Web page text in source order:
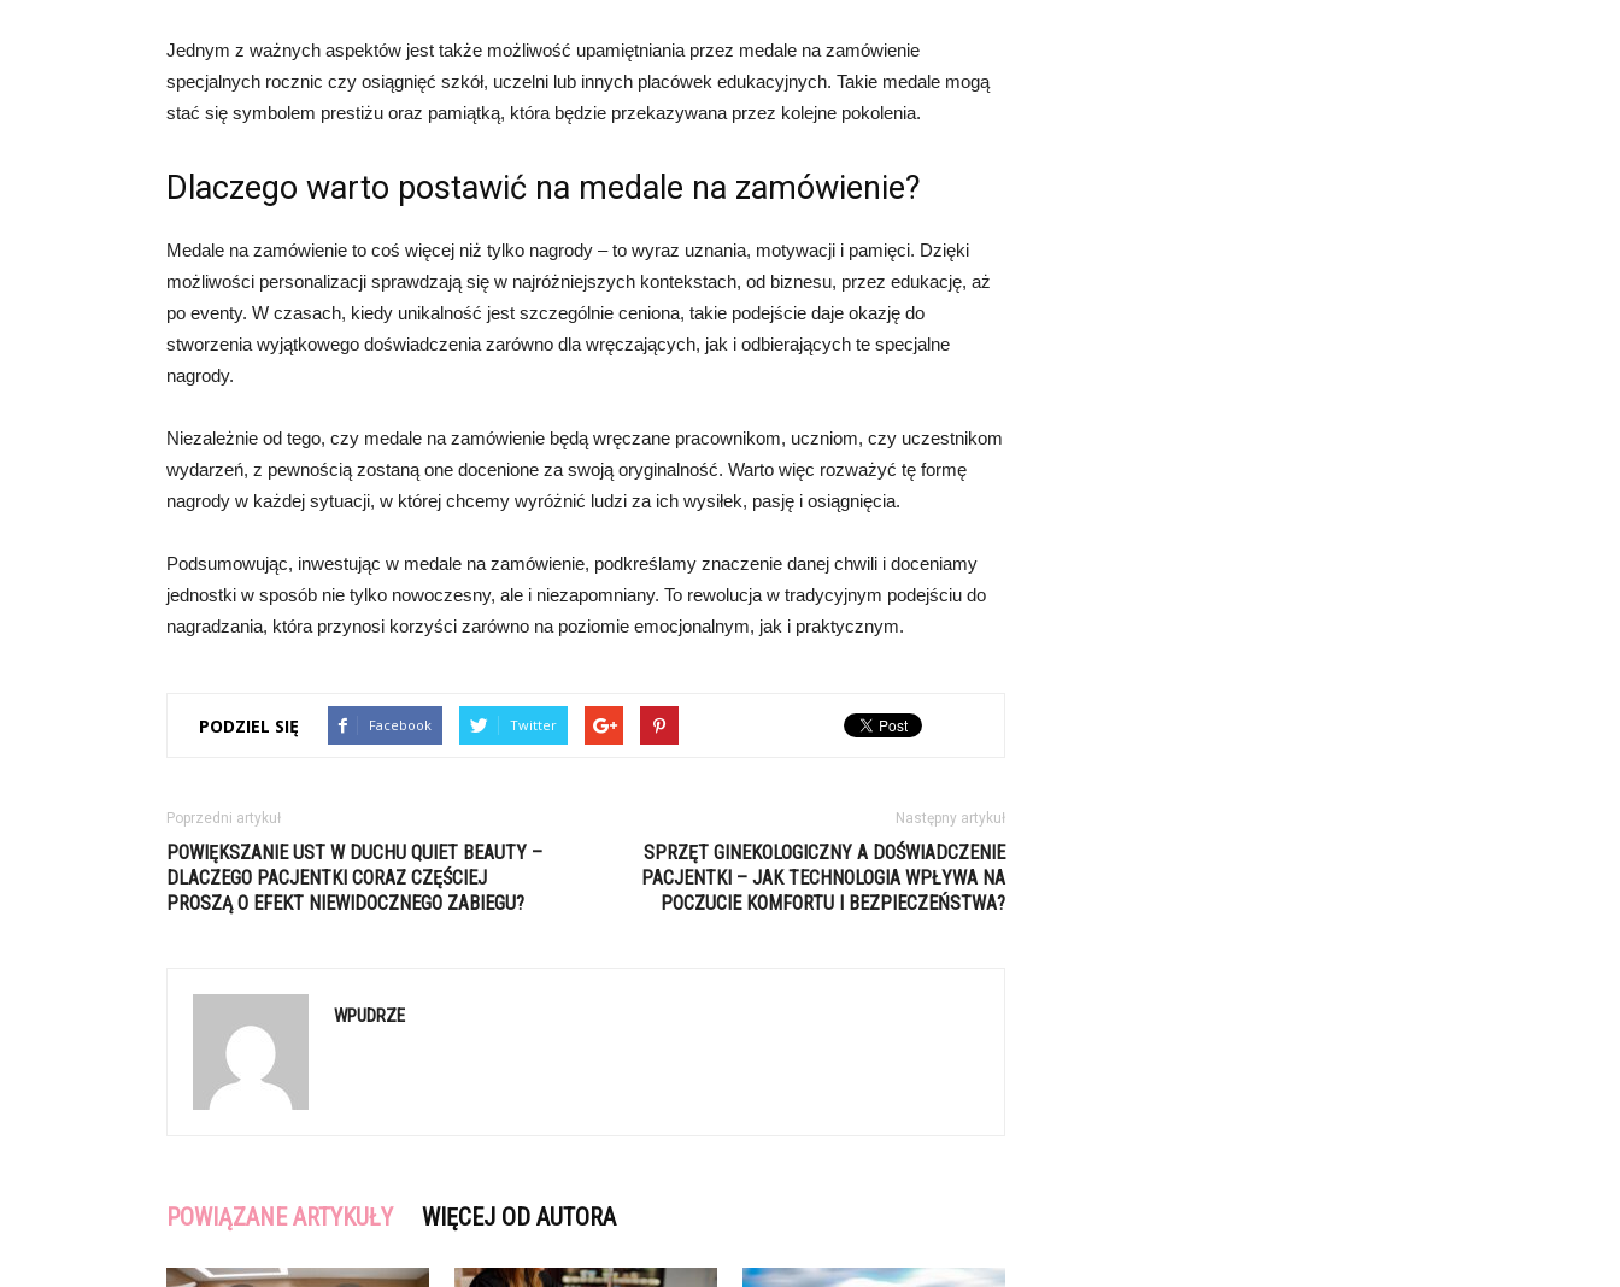
Jednym z ważnych aspektów jest także możliwość upamiętniania przez medale na zamówienie
specjalnych rocznic czy osiągnięć szkół, uczelni lub innych placówek edukacyjnych. Takie medale mogą
stać się symbolem prestiżu oraz pamiątką, która będzie przekazywana przez kolejne pokolenia.
Dlaczego warto postawić na medale na zamówienie?
Medale na zamówienie to coś więcej niż tylko nagrody – to wyraz uznania, motywacji i pamięci. Dzięki
możliwości personalizacji sprawdzają się w najróżniejszych kontekstach, od biznesu, przez edukację, aż
po eventy. W czasach, kiedy unikalność jest szczególnie ceniona, takie podejście daje okazję do
stworzenia wyjątkowego doświadczenia zarówno dla wręczających, jak i odbierających te specjalne
nagrody.
Niezależnie od tego, czy medale na zamówienie będą wręczane pracownikom, uczniom, czy uczestnikom
wydarzeń, z pewnością zostaną one docenione za swoją oryginalność. Warto więc rozważyć tę formę
nagrody w każdej sytuacji, w której chcemy wyróżnić ludzi za ich wysiłek, pasję i osiągnięcia.
Podsumowując, inwestując w medale na zamówienie, podkreślamy znaczenie danej chwili i doceniamy
jednostki w sposób nie tylko nowoczesny, ale i niezapomniany. To rewolucja w tradycyjnym podejściu do
nagradzania, która przynosi korzyści zarówno na poziomie emocjonalnym, jak i praktycznym.
PODZIEL SIĘ Facebook Twitter
Poprzedni artykuł
POWIĘKSZANIE UST W DUCHU QUIET BEAUTY –
DLACZEGO PACJENTKI CORAZ CZĘŚCIEJ
PROSZĄ O EFEKT NIEWIDOCZNEGO ZABIEGU?
Następny artykuł
SPRZĘT GINEKOLOGICZNY A DOŚWIADCZENIE
PACJENTKI – JAK TECHNOLOGIA WPŁYWA NA
POCZUCIE KOMFORTU I BEZPIECZEŃSTWA?
WPUDRZE
POWIĄZANE ARTYKUŁY WIĘCEJ OD AUTORA